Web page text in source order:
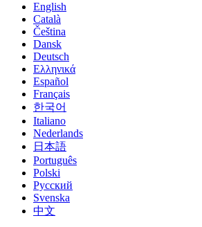
English
Català
Čeština
Dansk
Deutsch
Ελληνικά
Español
Français
한국어
Italiano
Nederlands
日本語
Português
Polski
Русский
Svenska
中文